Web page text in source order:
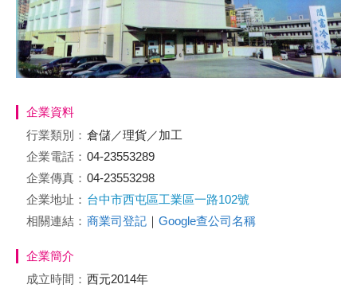
企業資料
行業類別： 倉儲／理貨／加工
企業電話： 04-23553289
企業傳真： 04-23553298
企業地址： 台中市西屯區工業區一路102號
相關連結： 商業司登記 ｜ Google查公司名稱
企業簡介
成立時間： 西元2014年